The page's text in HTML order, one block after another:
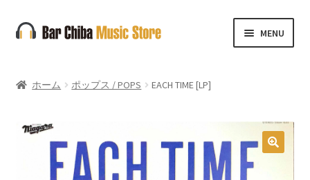
ナ
ビ
ー
ン
コ
ン
ン
ス
MENU
ホーム ポップス / POPS EACH TIME [LP]